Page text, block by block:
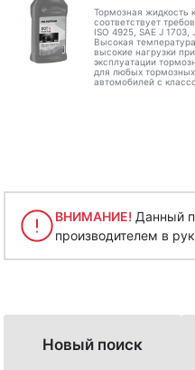
Тормозная жидкость
соответствует
ISO 4925, SAE J 1703,
Высокая
высокие нагрузки
эксплуатации
для любых
автомобилей с
ВНИМАНИЕ! Данный
производителем в
Новый поиск